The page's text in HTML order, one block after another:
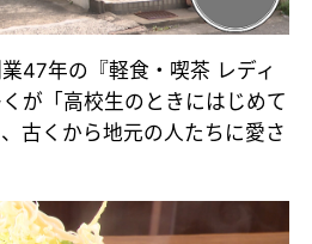
47年の『軽食・喫茶 レディ
が「高校生のときにはじめて
古くから地元の人たちに愛さ